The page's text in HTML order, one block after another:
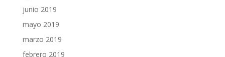
junio 2019
mayo 2019
marzo 2019
febrero 2019